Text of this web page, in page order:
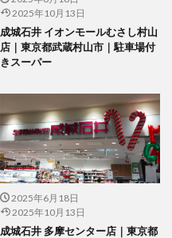
2025年10月13日
成城石井 イオンモールむさし村山
店｜東京都武蔵村山市｜駐車場付
きスーパー
2025年6月18日
2025年10月13日
成城石井 多摩センター店｜東京都